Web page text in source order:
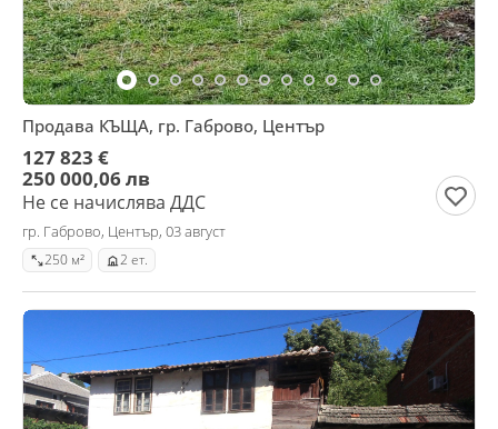
Продава КЪЩА, гр. Габрово, Център
127 823 €
250 000,06 лв
Не се начислява ДДС
гр. Габрово, Център, 03 август
250 м² 2 ет.